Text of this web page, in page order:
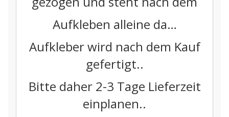
Aufkleben alleine da…
Aufkleber wird nach dem Kauf
gefertigt..
Bitte daher 2-3 Tage Lieferzeit
einplanen..